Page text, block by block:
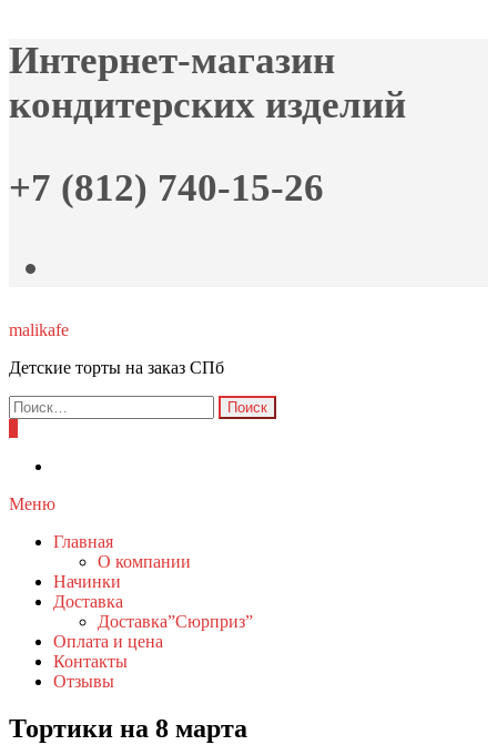
Skip
to
content
Интернет-магазин
кондитерских изделий
+7 (812) 740-15-26
malikafe
Детские торты на заказ СПб
Найти:
Меню
Главная
О компании
Начинки
Доставка
Доставка”Сюрприз”
Оплата и цена
Контакты
Отзывы
Тортики на 8 марта